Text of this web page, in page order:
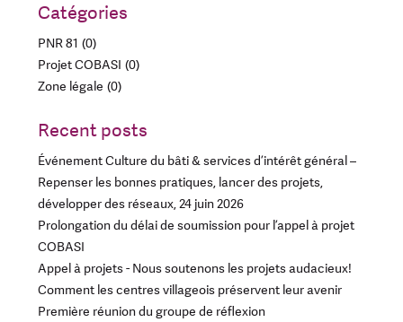
Catégories
PNR 81 0
Projet COBASI 0
Zone légale 0
Recent posts
Événement Culture du bâti & services d’intérêt général –
Repenser les bonnes pratiques, lancer des projets,
développer des réseaux, 24 juin 2026
Prolongation du délai de soumission pour l’appel à projet
COBASI
Appel à projets - Nous soutenons les projets audacieux!
Comment les centres villageois préservent leur avenir
Première réunion du groupe de réflexion